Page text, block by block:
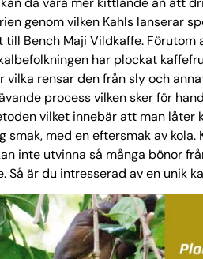
genom vilken Kahls lanserar
Bench Maji Vildkaffe.
har plockat
rensar den från sly och
process vilken sker för
vilket innebär att man låter
med en eftersmak av
inte utvinna så många bönor
är du intresserad av en unik